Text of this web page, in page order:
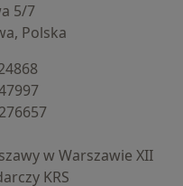
5/7
Polska
w Warszawie XII
KRS